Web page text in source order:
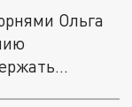
Ольга